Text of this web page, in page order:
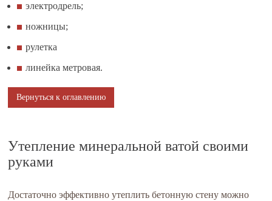
электродрель;
ножницы;
рулетка
линейка метровая.
Вернуться к оглавлению
Утепление минеральной ватой своими
руками
Достаточно эффективно утеплить бетонную стену можно